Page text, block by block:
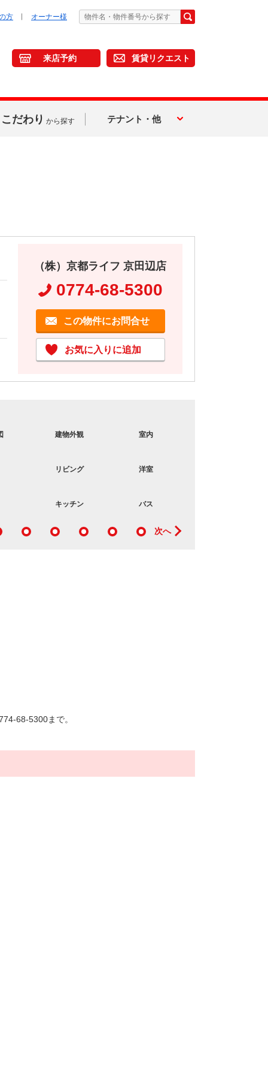
方 オーナー様
来店予約 賃貸リクエスト
こだわり から探す テナント・他
（株）京都ライフ 京田辺店
0774-68-5300
この物件にお問合せ
お気に入りに追加
建物外観 室内
リビング 洋室
キッチン バス
次へ
68-5300まで。